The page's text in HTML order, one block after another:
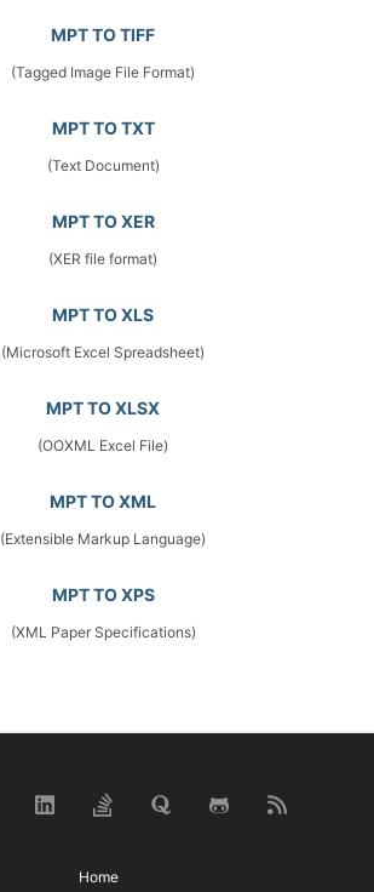
MPT TO TIFF
(Tagged Image File Format)
MPT TO TXT
(Text Document)
MPT TO XER
(XER file format)
MPT TO XLS
(Microsoft Excel Spreadsheet)
MPT TO XLSX
(OOXML Excel File)
MPT TO XML
(Extensible Markup Language)
MPT TO XPS
(XML Paper Specifications)
Home